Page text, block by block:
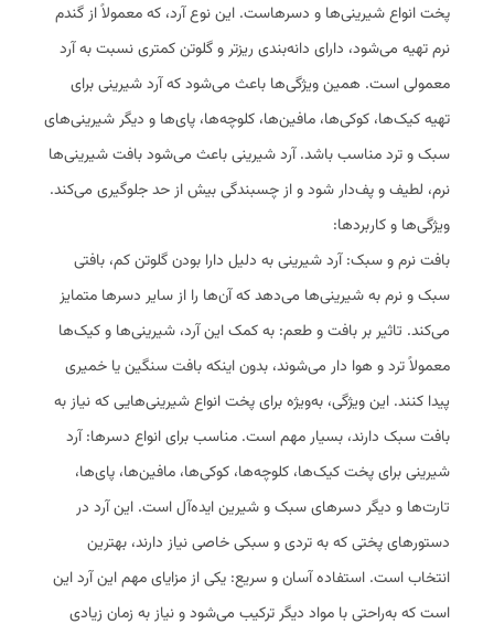
پخت انواع شیرینی‌ها و دسرهاست. این نوع آرد، که معمولاً از گندم
نرم تهیه می‌شود، دارای دانه‌بندی ریزتر و گلوتن کمتری نسبت به آرد
معمولی است. همین ویژگی‌ها باعث می‌شود که آرد شیرینی برای
تهیه کیک‌ها، کوکی‌ها، مافین‌ها، کلوچه‌ها، پای‌ها و دیگر شیرینی‌های
سبک و ترد مناسب باشد. آرد شیرینی باعث می‌شود بافت شیرینی‌ها
نرم، لطیف و پف‌دار شود و از چسبندگی بیش از حد جلوگیری می‌کند.
ویژگی‌ها و کاربردها:
بافت نرم و سبک: آرد شیرینی به دلیل دارا بودن گلوتن کم، بافتی
سبک و نرم به شیرینی‌ها می‌دهد که آن‌ها را از سایر دسرها متمایز
می‌کند. تاثیر بر بافت و طعم: به کمک این آرد، شیرینی‌ها و کیک‌ها
معمولاً ترد و هوا دار می‌شوند، بدون اینکه بافت سنگین یا خمیری
پیدا کنند. این ویژگی، به‌ویژه برای پخت انواع شیرینی‌هایی که نیاز به
بافت سبک دارند، بسیار مهم است. مناسب برای انواع دسرها: آرد
شیرینی برای پخت کیک‌ها، کلوچه‌ها، کوکی‌ها، مافین‌ها، پای‌ها،
تارت‌ها و دیگر دسرهای سبک و شیرین ایده‌آل است. این آرد در
دستورهای پختی که به تردی و سبکی خاصی نیاز دارند، بهترین
انتخاب است. استفاده آسان و سریع: یکی از مزایای مهم این آرد این
است که به‌راحتی با مواد دیگر ترکیب می‌شود و نیاز به زمان زیادی